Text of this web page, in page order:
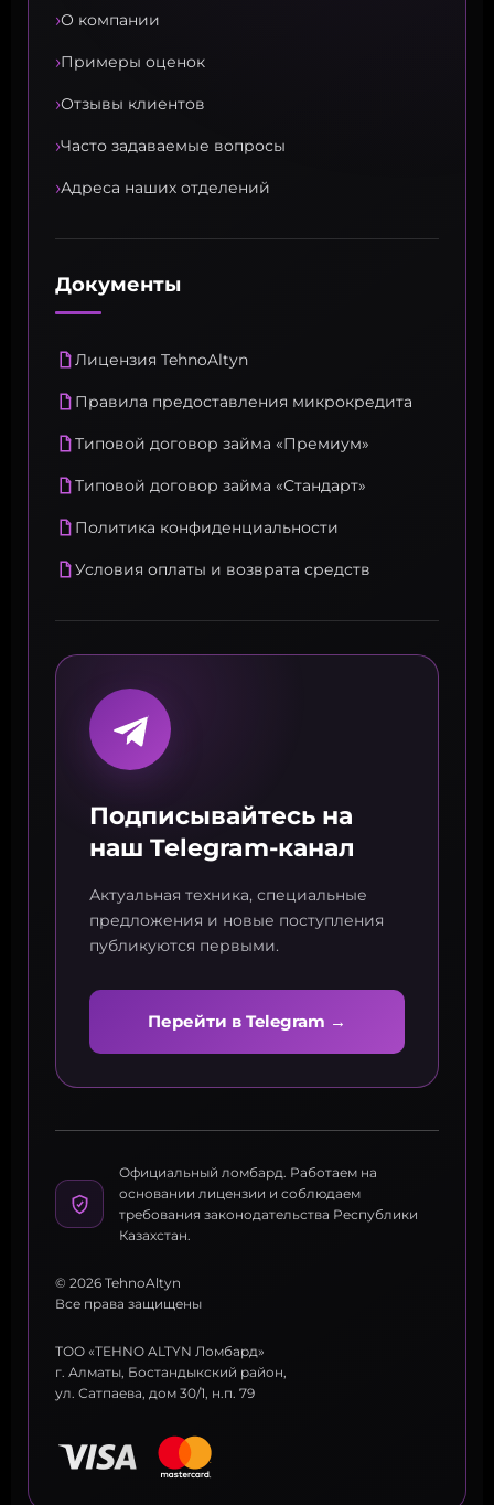
›О компании
›Примеры оценок
›Отзывы клиентов
›Часто задаваемые вопросы
›Адреса наших отделений
Документы
Лицензия TehnoAltyn
Правила предоставления микрокредита
Типовой договор займа «Премиум»
Типовой договор займа «Стандарт»
Политика конфиденциальности
Условия оплаты и возврата средств
Подписывайтесь на
наш Telegram-канал
Актуальная техника, специальные
предложения и новые поступления
публикуются первыми.
Перейти в Telegram →
Официальный ломбард. Работаем на
основании лицензии и соблюдаем
требования законодательства Республики
Казахстан.
© 2026 TehnoAltyn
Все права защищены
ТОО «TEHNO ALTYN Ломбард»
г. Алматы, Бостандыкский район,
ул. Сатпаева, дом 30/1, н.п. 79